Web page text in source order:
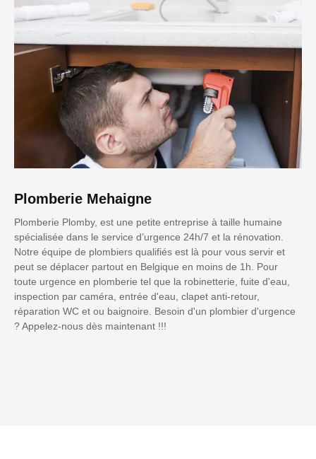
Plomberie Mehaigne
Plomberie Plomby, est une petite entreprise à taille humaine
spécialisée dans le service d’urgence 24h/7 et la rénovation.
Notre équipe de plombiers qualifiés est là pour vous servir et
peut se déplacer partout en Belgique en moins de 1h. Pour
toute urgence en plomberie tel que la robinetterie, fuite d'eau,
inspection par caméra, entrée d'eau, clapet anti-retour,
réparation WC et ou baignoire. Besoin d'un plombier d'urgence
? Appelez-nous dès maintenant !!!